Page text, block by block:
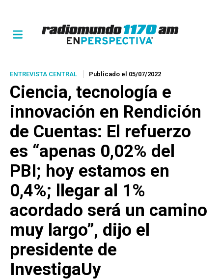
ENTREVISTA CENTRAL Publicado el 05/07/2022
Ciencia, tecnología e
innovación en Rendición
de Cuentas: El refuerzo
es “apenas 0,02% del
PBI; hoy estamos en
0,4%; llegar al 1%
acordado será un camino
muy largo”, dijo el
presidente de
InvestigaUy